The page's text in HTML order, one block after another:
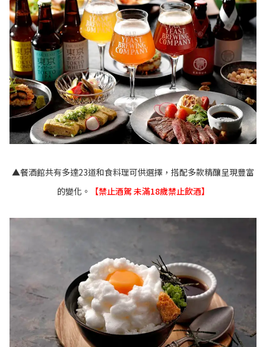
▲餐酒館共有多達23道和食料理可供選擇，搭配多款精釀呈現豐富
的變化。
【禁止酒駕 未滿18歲禁止飲酒】